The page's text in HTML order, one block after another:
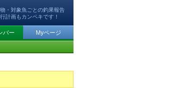
・対象魚ごとの釣果報告
計画もカンペキです！
バー Myページ